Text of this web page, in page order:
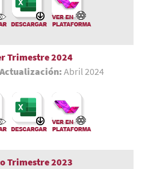
Trimestre2024
Abril 2024
Trimestre 2023